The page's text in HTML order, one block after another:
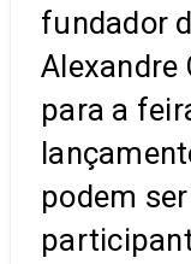
fundador
Alexandre
para a
podem